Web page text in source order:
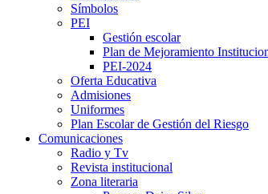
Símbolos
PEI
Gestión escolar
Plan de Mejoramiento
PEI-2024
Oferta Educativa
Admisiones
Uniformes
Plan Escolar de Gestión del Riesgo
Comunicaciones
Radio y Tv
Revista institucional
Zona literaria